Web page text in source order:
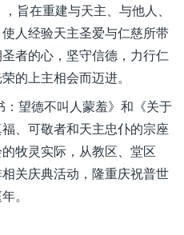
旨在重建与天主、与他人、
人经验天主圣爱与仁慈所带
者的心，坚守信德，力行仁
的上主相会而迈进。
望德不叫人蒙羞》和《关于
、可敬者和天主忠仆的宗座
牧灵实际，从教区、堂区
关庆典活动，隆重庆祝普世
。